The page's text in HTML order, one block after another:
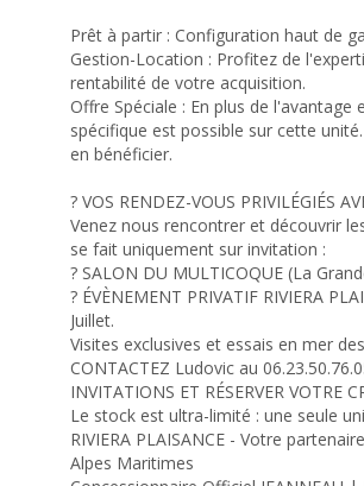
Prêt à partir : Configuration haut de
Gestion-Location : Profitez de
rentabilité de votre acquisition.
Offre Spéciale : En plus de
spécifique est possible sur cette
en bénéficier.
? VOS RENDEZ-VOUS PRIVILÉGIÉS
Venez nous rencontrer et découvrir
se fait uniquement sur invitation :
? SALON DU MULTICOQUE (La
? ÉVÈNEMENT PRIVATIF RIVIERA
Juillet.
Visites exclusives et essais en mer
CONTACTEZ Ludovic au
INVITATIONS ET RÉSERVER VOTRE
Le stock est ultra-limité : une seule
RIVIERA PLAISANCE - Votre
Alpes Maritimes